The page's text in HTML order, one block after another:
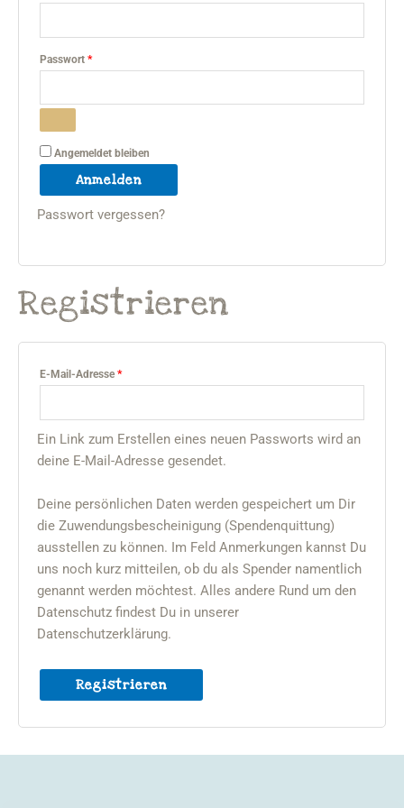
Passwort *
Angemeldet bleiben
Anmelden
Passwort vergessen?
Registrieren
E-Mail-Adresse *
Ein Link zum Erstellen eines neuen Passworts wird an
deine E-Mail-Adresse gesendet.
Deine persönlichen Daten werden gespeichert um Dir
die Zuwendungsbescheinigung (Spendenquittung)
ausstellen zu können. Im Feld Anmerkungen kannst Du
uns noch kurz mitteilen, ob du als Spender namentlich
genannt werden möchtest. Alles andere Rund um den
Datenschutz findest Du in unserer
Datenschutzerklärung.
Registrieren